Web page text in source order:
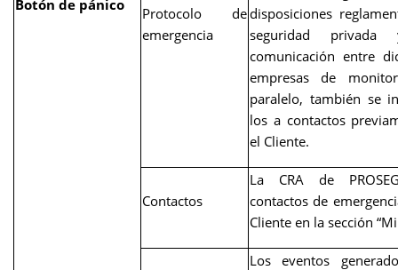
Botón de pánico
Protocolo de
emergencia
disposiciones
seguridad
comunicación entre
empresas de
paralelo, también se
los a contactos
el Cliente.
Contactos
La CRA de
contactos de
Cliente en la sección
Los eventos